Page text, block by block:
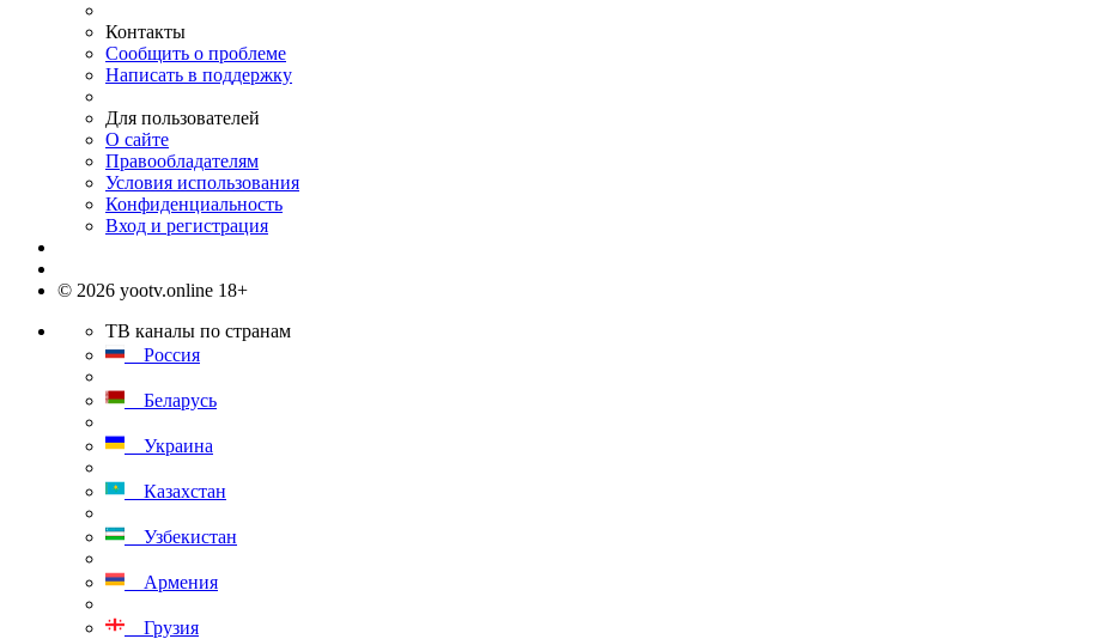
Контакты
Сообщить о проблеме
Написать в поддержку
Для пользователей
О сайте
Правообладателям
Условия использования
Конфиденциальность
Вход и регистрация
© 2026 yootv.online 18+
ТВ каналы по странам
Россия
Беларусь
Украина
Казахстан
Узбекистан
Армения
Грузия